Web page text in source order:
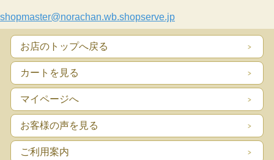
shopmaster@norachan.wb.shopserve.jp
お店のトップへ戻る
カートを見る
マイページへ
お客様の声を見る
ご利用案内